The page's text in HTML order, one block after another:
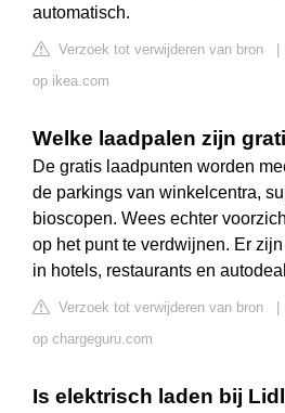
automatisch.
Verzoek tot verwijderen van bron
op ikea.com
Welke laadpalen zijn
De gratis laadpunten worden
de parkings van winkelcentra,
bioscopen. Wees echter
op het punt te verdwijnen. Er
in hotels, restaurants en
Verzoek tot verwijderen van bron
op chargeguru.com
Is elektrisch laden bij